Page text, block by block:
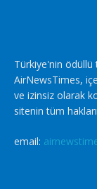
Türkiye'nin ödüllü
AirNewsTimes,
ve izinsiz olarak
sitenin tüm hakları
email: